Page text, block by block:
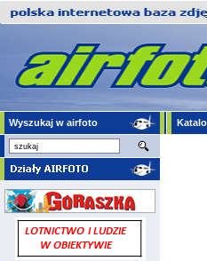
Wyszukaj w airfoto